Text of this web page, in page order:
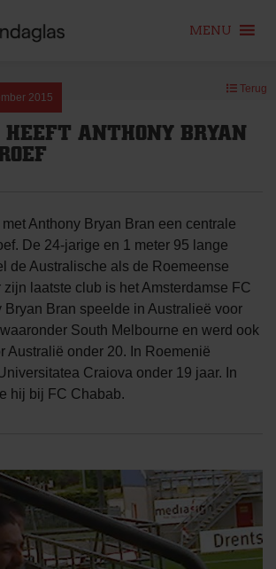
MENU
2015
Terug
ANTHONY BRYAN
Anthony Bryan Bran een centrale
De 24-jarige en 1 meter 95 lange
de Australische als de Roemeense
laatste club is het Amsterdamse FC
Bryan Bran speelde in Australieë voor
South Melbourne en werd ook
Australië onder 20. In Roemenië
Craiova onder 19 jaar. In
hij bij FC Chabab.